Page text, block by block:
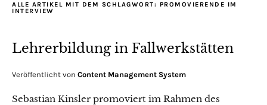
ALLE ARTIKEL MIT DEM SCHLAGWORT: PROMOVIERENDE IM
INTERVIEW
Lehrerbildung in Fallwerkstätten
Veröffentlicht von Content Management System
Sebastian Kinsler promoviert im Rahmen des